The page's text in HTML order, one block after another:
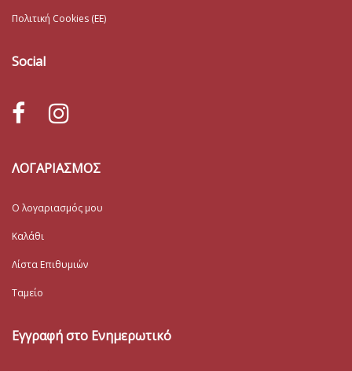
Πολιτική Cookies (ΕΕ)
Social
ΛΟΓΑΡΙΑΣΜΟΣ
Ο λογαριασμός μου
Καλάθι
Λίστα Επιθυμιών
Ταμείο
Εγγραφή στο Ενημερωτικό